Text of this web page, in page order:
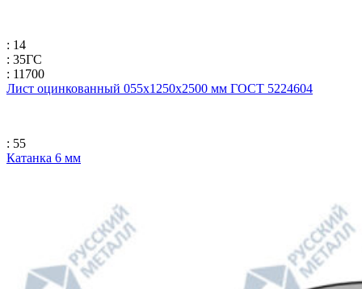
: 14
: 35ГС
: 11700
Лист оцинкованный 055х1250х2500 мм ГОСТ 5224604
: 55
Катанка 6 мм